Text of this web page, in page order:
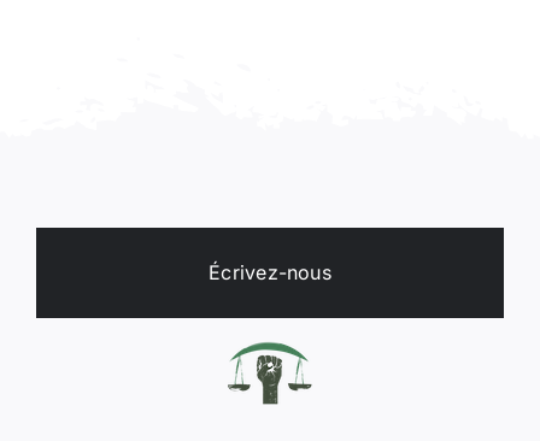
Écrivez-nous